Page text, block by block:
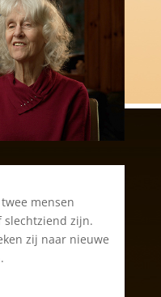
mensen
slechtziend zijn.
zij naar nieuwe